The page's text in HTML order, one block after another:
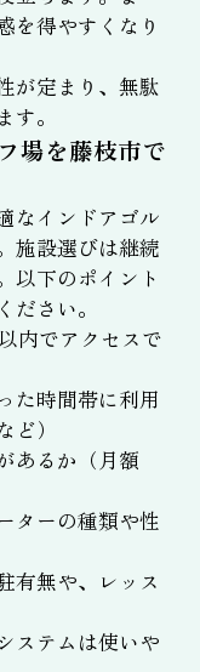
を得やすくなり
が定まり、無駄
。
場を藤枝市で
なインドアゴル
施設選びは継続
以下のポイント
さい。
内でアクセスで
た時間帯に利用
）
あるか（月額
ターの種類や性
有無や、レッス
ステムは使いや